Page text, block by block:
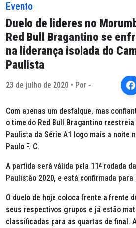
Evento
Duelo de lideres no
Red Bull Bragantino se
na liderança isolada do
Paulista
23 de julho de 2020 • Por -
Com apenas um desfalque, mas
o time do Red Bull Bragantino reestreia
Paulista da Série A1 logo mais a noite
Paulo F. C.
A partida será válida pela 11ª rodada
Paulistão 2020, e está confirmada para
O duelo de hoje coloca frente a frente
seus respectivos grupos e já estão
classificadas para as quartas de final.